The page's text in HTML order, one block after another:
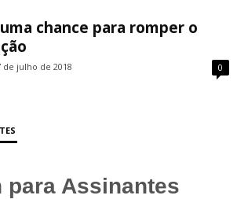
chance para romper o
de julho de 2018 0
para Assinantes